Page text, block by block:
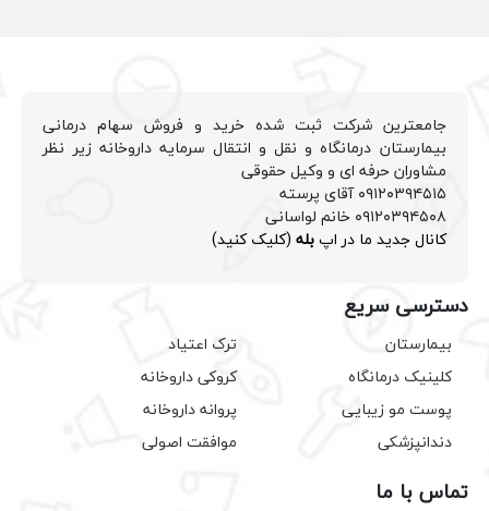
جامعترین شرکت ثبت شده خرید و فروش سهام درمانی
بیمارستان درمانگاه و نقل و انتقال سرمایه داروخانه زیر نظر
مشاوران حرفه ای و وکیل حقوقی
۰۹۱۲۰۳۹۴۵۱۵ آقای پرسته
۰۹۱۲۰۳۹۴۵۰۸ خانم لواسانی
کانال جدید ما در اپبله (کلیک کنید)
دسترسی سریع
بیمارستان
کلینیک درمانگاه
پوست مو زیبایی
دندانپزشکی
ترک اعتیاد
کروکی داروخانه
پروانه داروخانه
موافقت اصولی
تماس با ما